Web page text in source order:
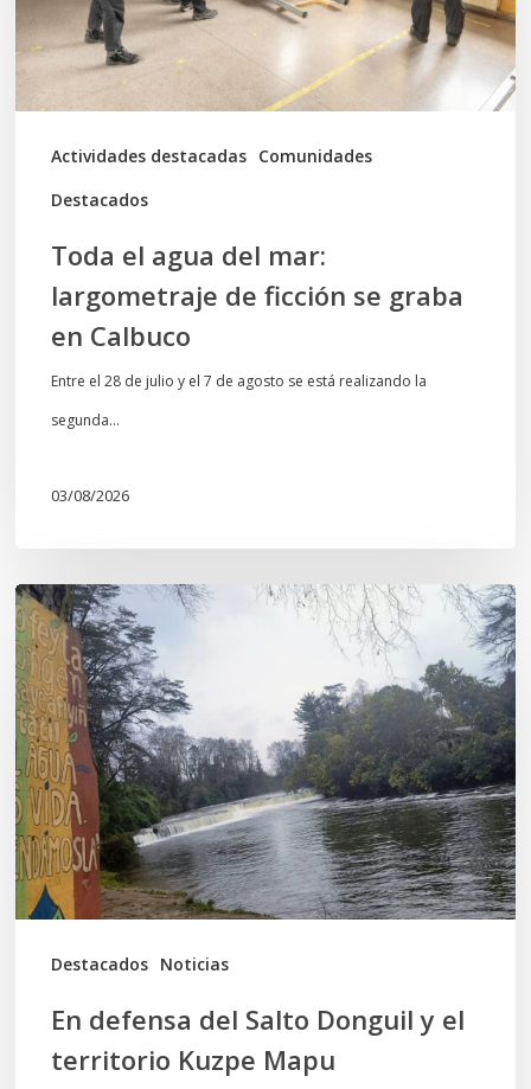
Actividades destacadas Comunidades
Destacados
de
ficción
se
graba
Toda el agua del mar:
largometraje de ficción se graba
en Calbuco
Entre el 28 de julio y el 7 de agosto se está realizando la
segunda…
03/08/2026
Destacados Noticias
En
defensa
del
Salto
Donguil
y
el
territorio
Kuzpe
Mapu
En defensa del Salto Donguil y el
territorio Kuzpe Mapu